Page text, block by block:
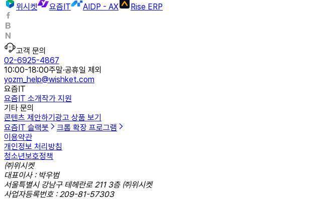
위시켓
요즘IT AIDP - AX Rise ERP
고객 문의
02-6925-4867
10:00-18:00주말·공휴일 제외
yozm_help@wishket.com
요즘IT
요즘IT 소개작가 지원
기타 문의
콘텐츠 제안하기 광고 상품 보기
요즘IT 슬랙봇
크롬 확장 프로그램
이용약관
개인정보 처리방침
청소년보호정책
㈜위시켓
대표이사 : 박우범
서울특별시 강남구 테헤란로 211 3층 ㈜위시켓
사업자등록번호 : 209-81-57303